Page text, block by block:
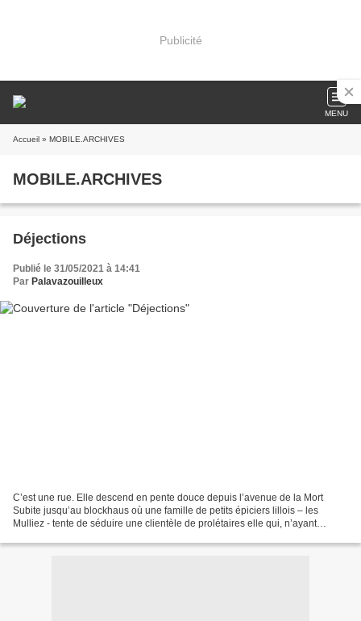
Publicité
MENU
Accueil » MOBILE.ARCHIVES
MOBILE.ARCHIVES
Déjections
Publié le 31/05/2021 à 14:41
Par Palavazouilleux
C’est une rue. Elle descend en pente douce depuis l’avenue de la Mort
Subite jusqu’au blockhaus où une famille de petits épiciers lillois – les
Mulliez - tente de séduire une clientèle de prolétaires elle qui, n’ayant